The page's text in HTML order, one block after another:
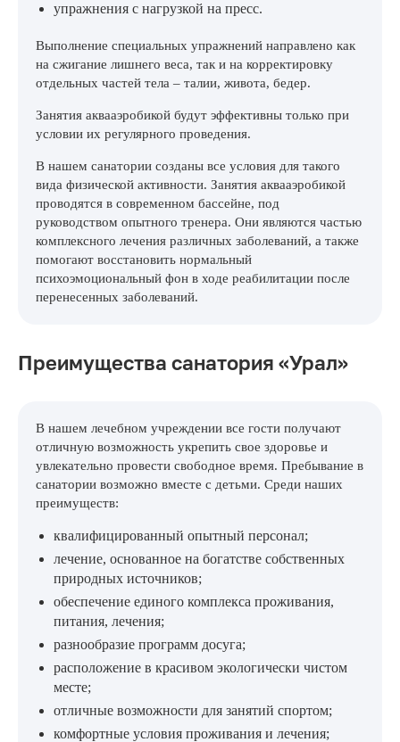
упражнения с нагрузкой на пресс.
Выполнение специальных упражнений направлено как
на сжигание лишнего веса, так и на корректировку
отдельных частей тела – талии, живота, бедер.
Занятия аквааэробикой будут эффективны только при
условии их регулярного проведения.
В нашем санатории созданы все условия для такого
вида физической активности. Занятия аквааэробикой
проводятся в современном бассейне, под
руководством опытного тренера. Они являются частью
комплексного лечения различных заболеваний, а также
помогают восстановить нормальный
психоэмоциональный фон в ходе реабилитации после
перенесенных заболеваний.
Преимущества санатория «Урал»
В нашем лечебном учреждении все гости получают
отличную возможность укрепить свое здоровье и
увлекательно провести свободное время. Пребывание в
санатории возможно вместе с детьми. Среди наших
преимуществ:
квалифицированный опытный персонал;
лечение, основанное на богатстве собственных
природных источников;
обеспечение единого комплекса проживания,
питания, лечения;
разнообразие программ досуга;
расположение в красивом экологически чистом
месте;
отличные возможности для занятий спортом;
комфортные условия проживания и лечения;